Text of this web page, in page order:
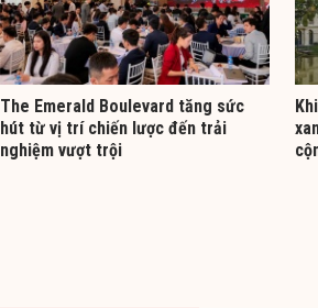
The Emerald Boulevard tăng sức
hút từ vị trí chiến lược đến trải
nghiệm vượt trội